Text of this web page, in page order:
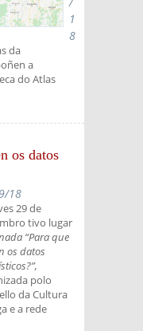
1
8
da
a
do Atlas
os datos
18
29 de
tivo lugar
“Para que
os datos
polo
da Cultura
e a rede